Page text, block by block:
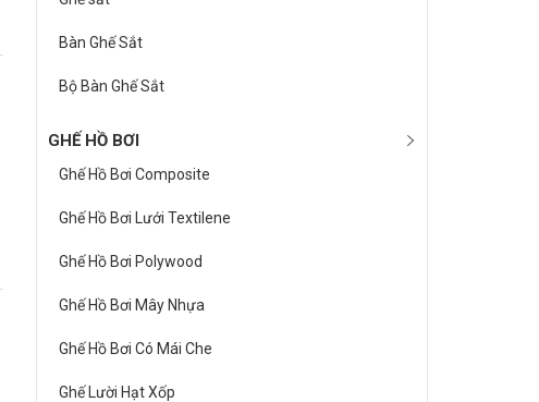
Bàn Ghế Sắt
Bộ Bàn Ghế Sắt
GHẾ HỒ BƠI
Ghế Hồ Bơi Composite
Ghế Hồ Bơi Lưới Textilene
Ghế Hồ Bơi Polywood
Ghế Hồ Bơi Mây Nhựa
Ghế Hồ Bơi Có Mái Che
Ghế Lười Hạt Xốp